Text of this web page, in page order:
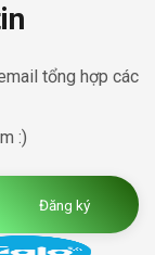
tổng hợp các
:)
Đăng ký